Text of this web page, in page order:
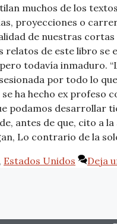
muchos de los
proyecciones o
de nuestras
de este libro
todavía inmaduro.
por todo lo
ha hecho ex
podamos desarrollar
antes de que, cito a
Lo contrario de la
, Estados Unidos Deja